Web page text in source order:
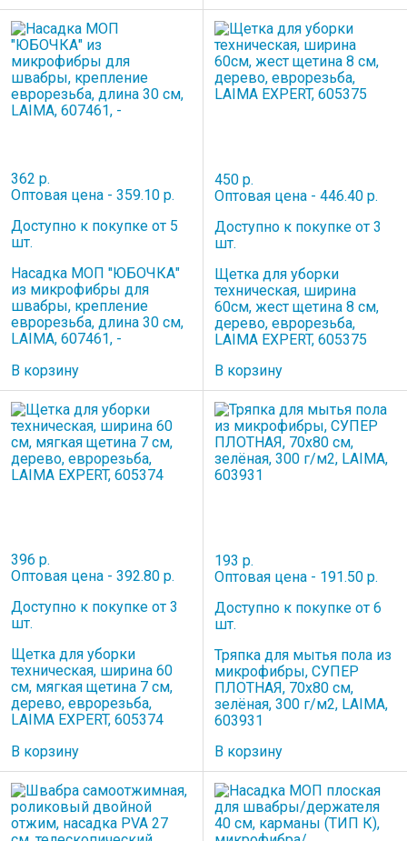
362 р.
Оптовая цена - 359.10 р.
Доступно к покупке от 5
шт.
Насадка МОП "ЮБОЧКА"
из микрофибры для
швабры, крепление
еврорезьба, длина 30 см,
LAIMA, 607461, -
В корзину
450 р.
Оптовая цена - 446.40 р.
Доступно к покупке от 3
шт.
Щетка для уборки
техническая, ширина
60см, жест щетина 8 см,
дерево, еврорезьба,
LAIMA EXPERT, 605375
В корзину
396 р.
Оптовая цена - 392.80 р.
Доступно к покупке от 3
шт.
Щетка для уборки
техническая, ширина 60
см, мягкая щетина 7 см,
дерево, еврорезьба,
LAIMA EXPERT, 605374
В корзину
193 р.
Оптовая цена - 191.50 р.
Доступно к покупке от 6
шт.
Тряпка для мытья пола из
микрофибры, СУПЕР
ПЛОТНАЯ, 70х80 см,
зелёная, 300 г/м2, LAIMA,
603931
В корзину